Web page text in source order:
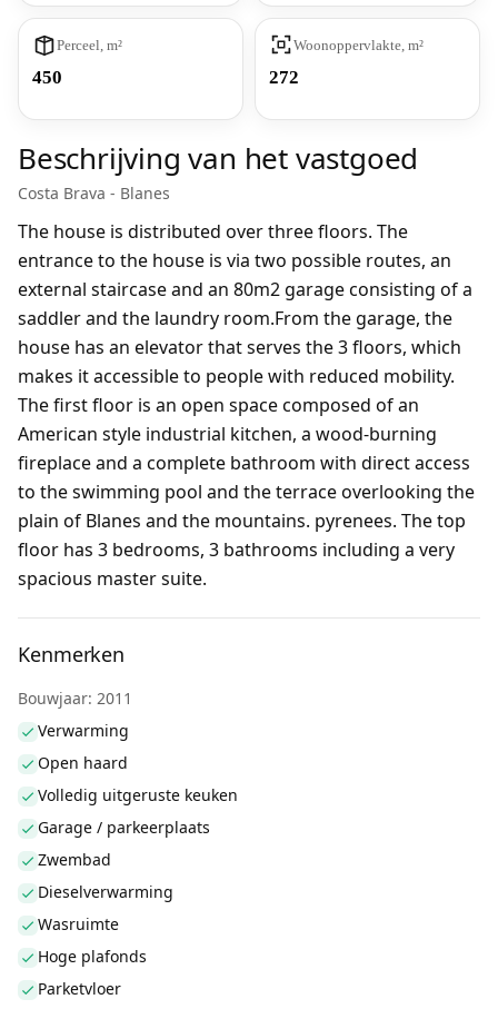
Perceel, m²
450
Woonoppervlakte, m²
272
Beschrijving van het vastgoed
Costa Brava - Blanes
The house is distributed over three floors. The
entrance to the house is via two possible routes, an
external staircase and an 80m2 garage consisting of a
saddler and the laundry room.From the garage, the
house has an elevator that serves the 3 floors, which
makes it accessible to people with reduced mobility.
The first floor is an open space composed of an
American style industrial kitchen, a wood-burning
fireplace and a complete bathroom with direct access
to the swimming pool and the terrace overlooking the
plain of Blanes and the mountains. pyrenees. The top
floor has 3 bedrooms, 3 bathrooms including a very
spacious master suite.
Kenmerken
Bouwjaar: 2011
Verwarming
Open haard
Volledig uitgeruste keuken
Garage / parkeerplaats
Zwembad
Dieselverwarming
Wasruimte
Hoge plafonds
Parketvloer